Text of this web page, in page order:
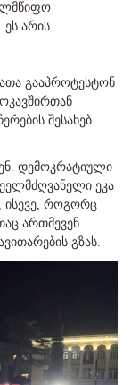
ეს არის
გააპროტესტონ
შესახებ.
დემოკრატიული
ეკა
ისევე, როგორც
ართმევენ
გზას.